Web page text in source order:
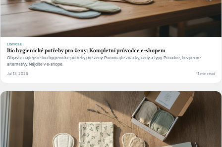
LISTICLE
Bio hygienické potřeby pro ženy: Kompletní průvodce e-shopem
Objavte najlepšie bio hygienické potřeby pre ženy. Porovnajte značky, ceny a typy. Prírodné, bezpečné
alternatívy. Nájdite v e-shope.
Jul 13, 2026 11 min read